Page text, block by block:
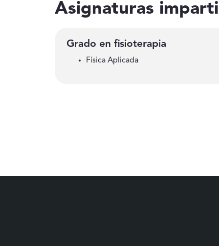
Asignaturas
Grado en fisioterapia
Física Aplicada